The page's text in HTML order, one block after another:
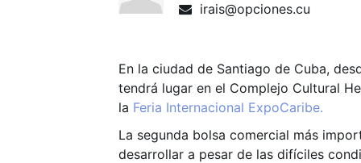
irais@opciones.cu
En la ciudad de Santiago de Cuba,
tendrá lugar en el Complejo Cultural
la Feria Internacional ExpoCaribe.
La segunda bolsa comercial más
desarrollar a pesar de las difíciles